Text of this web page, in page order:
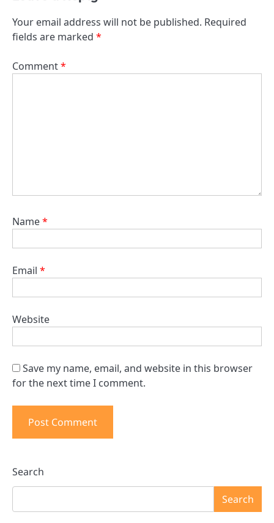
Your email address will not be published. Required
fields are marked *
Comment*
Name*
Email *
Website
Save my name, email, and website in this browser
for the next time I comment.
Search
Search